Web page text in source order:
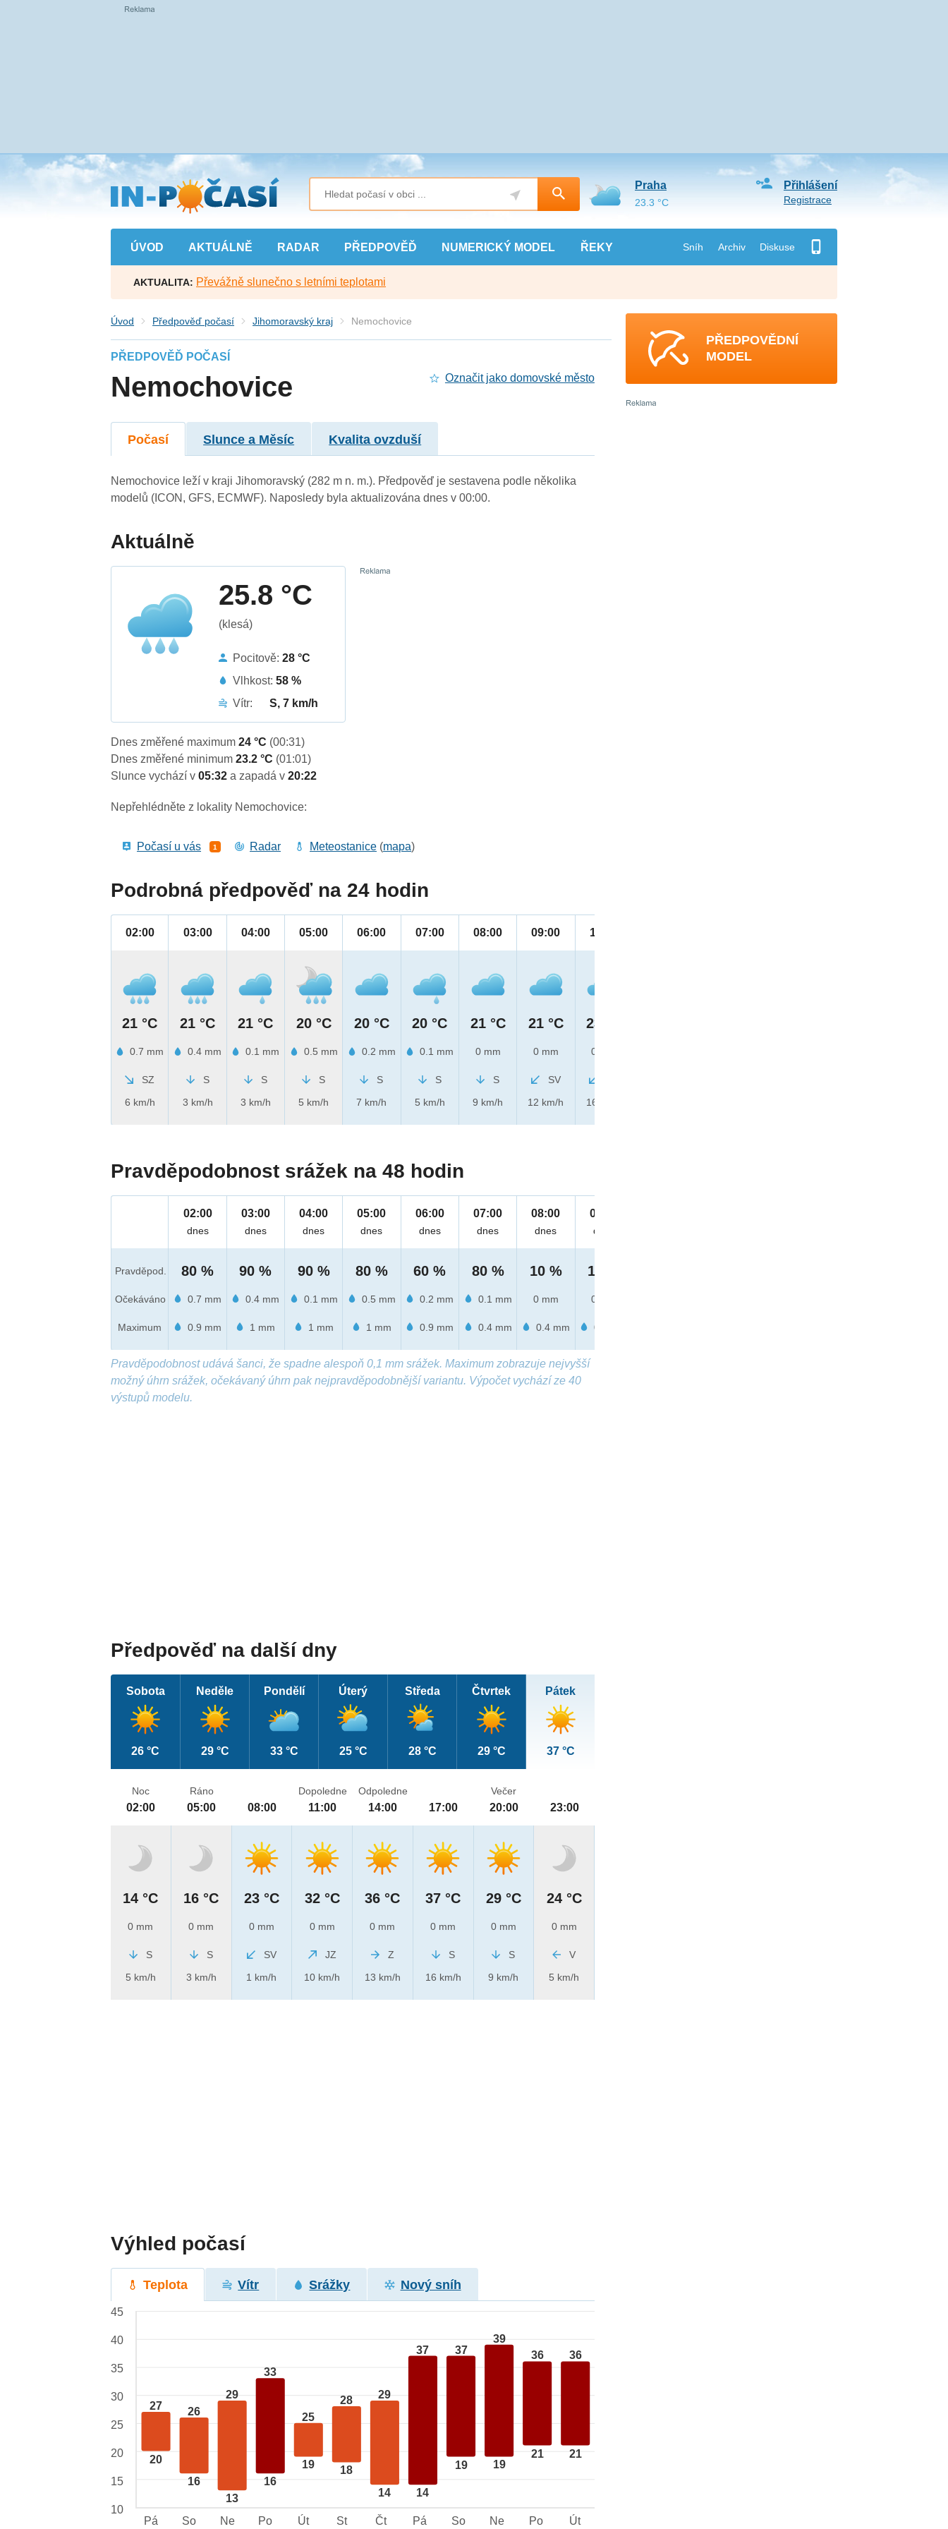
Přejít
na
hlavní
obsah
ÚVOD AKTUÁLNĚ RADAR PŘEDPOVĚĎ NUMERICKÝ MODEL ŘEKY Sníh Archiv Diskuse
Přihlášení
Registrace
Praha
23.3 °C
AKTUALITA: Převážně slunečno s letními teplotami
Úvod Předpověď počasí Jihomoravský kraj Nemochovice
PŘEDPOVĚĎ POČASÍ
Nemochovice Označit jako domovské město
Počasí Slunce a Měsíc Kvalita ovzduší
Nemochovice leží v kraji Jihomoravský (282 m n. m.). Předpověď je sestavena podle několika
modelů (ICON, GFS, ECMWF). Naposledy byla aktualizována dnes v 00:00.
Aktuálně
25.8 °C
(klesá)
Pocitově:28 °C
Vlhkost:58 %
Vítr:
S, 7 km/h
Dnes změřené maximum24 °C (00:31)
Dnes změřené minimum23.2 °C (01:01)
Slunce vychází v05:32a zapadá v20:22
Nepřehlédněte z lokality Nemochovice:
Počasí u vás 1 Radar Meteostanice (mapa)
Podrobná předpověď na 24 hodin
02:00
21 °C
0.7 mm
SZ
6 km/h
03:00
21 °C
0.4 mm
S
3 km/h
04:00
21 °C
0.1 mm
S
3 km/h
05:00
20 °C
0.5 mm
S
5 km/h
06:00
20 °C
0.2 mm
S
7 km/h
07:00
20 °C
0.1 mm
S
5 km/h
08:00
21 °C
0 mm
S
9 km/h
09:00
21 °C
0 mm
SV
12 km/h
10:00
23 °C
0 mm
16 km/h
Pravděpodobnost srážek na 48 hodin
Pravděpod.
Očekáváno
Maximum
02:00
dnes
80 %
0.7 mm
0.9 mm
03:00
dnes
90 %
0.4 mm
1 mm
04:00
dnes
90 %
0.1 mm
1 mm
05:00
dnes
80 %
0.5 mm
1 mm
06:00
dnes
60 %
0.2 mm
0.9 mm
07:00
dnes
80 %
0.1 mm
0.4 mm
08:00
dnes
10 %
0 mm
0.4 mm
09:00
dnes
10 %
0 mm
0.3 mm
Pravděpodobnost udává šanci, že spadne alespoň 0,1 mm srážek. Maximum zobrazuje nejvyšší
možný úhrn srážek, očekávaný úhrn pak nejpravděpodobnější variantu. Výpočet vychází ze 40
výstupů modelu.
Předpověď na další dny
Sobota
26 °C
Neděle
29 °C
Pondělí
33 °C
Úterý
25 °C
Středa
28 °C
Čtvrtek
29 °C
Pátek
37 °C
Noc
02:00
14 °C
0 mm
S
5 km/h
Ráno
05:00
16 °C
0 mm
S
3 km/h
08:00
23 °C
0 mm
SV
1 km/h
Dopoledne
11:00
32 °C
0 mm
JZ
10 km/h
Odpoledne
14:00
36 °C
0 mm
Z
13 km/h
17:00
37 °C
0 mm
S
16 km/h
Večer
20:00
29 °C
0 mm
S
9 km/h
23:00
24 °C
0 mm
V
5 km/h
Výhled počasí
Teplota Vítr Srážky Nový sníh
27
20
26
16
29
13
33
16
25
19
28
18
29
14
37
14
37
19
39
19
36
21
36
21
45
40
35
30
25
20
15
10
Pá
So Ne Po Út St Čt Pá So Ne Po Út
PŘEDPOVĚDNÍ
MODEL